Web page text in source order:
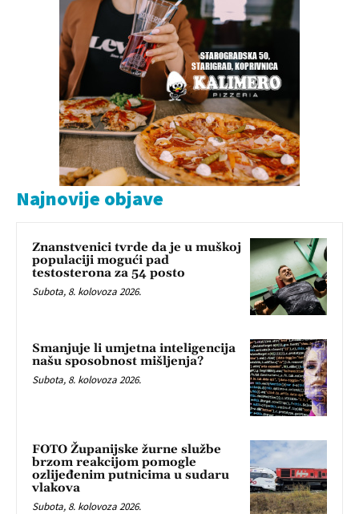
Najnovije objave
Znanstvenici tvrde da je u muškoj
populaciji mogući pad
testosterona za 54 posto
Subota, 8. kolovoza 2026.
Smanjuje li umjetna inteligencija
našu sposobnost mišljenja?
Subota, 8. kolovoza 2026.
FOTO Županijske žurne službe
brzom reakcijom pomogle
ozlijeđenim putnicima u sudaru
vlakova
Subota, 8. kolovoza 2026.